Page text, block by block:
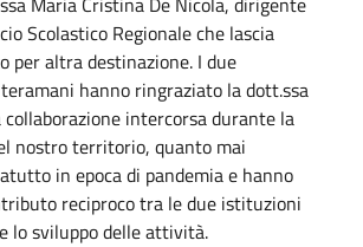
Scolastico Regionale che lascia
per altra destinazione. I due
hanno ringraziato la dott.ssa
collaborazione intercorsa durante la
nostro territorio, quanto mai
in epoca di pandemia e hanno
reciproco tra le due istituzioni
lo sviluppo delle attività.